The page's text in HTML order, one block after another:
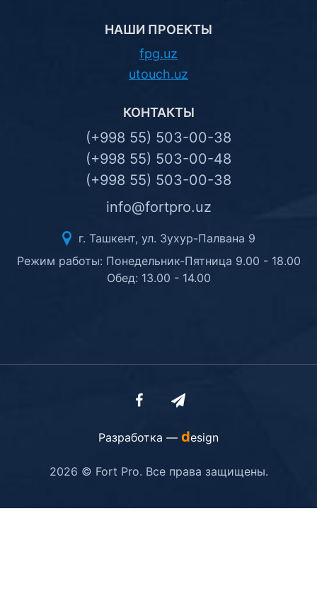
НАШИ ПРОЕКТЫ
fpg.uz
utouch.uz
КОНТАКТЫ
(+998 55) 503-00-38
(+998 55) 503-00-48
(+998 55) 503-00-38
info@fortpro.uz
г. Ташкент, ул. Зухур-Палвана 9
Режим работы: Понедельник-Пятница 9.00 - 18.00
Обед: 13.00 - 14.00
Разработка — design
2026 © Fort Pro. Все права защищены.